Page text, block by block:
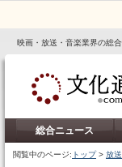
映画・放送・音楽業界の総
総合ニュース
閲覧中のページ: トップ> 放